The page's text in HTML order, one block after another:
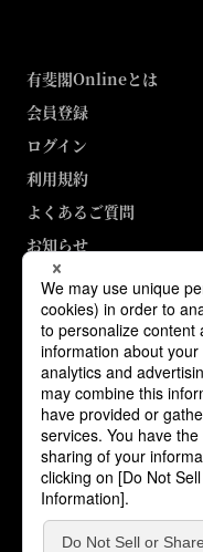
有斐閣Onlineとは
会員登録
ログイン
利用規約
よくあるご質問
お知らせ
ABJマークは、この
テンツ使用許諾を得
番号 第6091713号）